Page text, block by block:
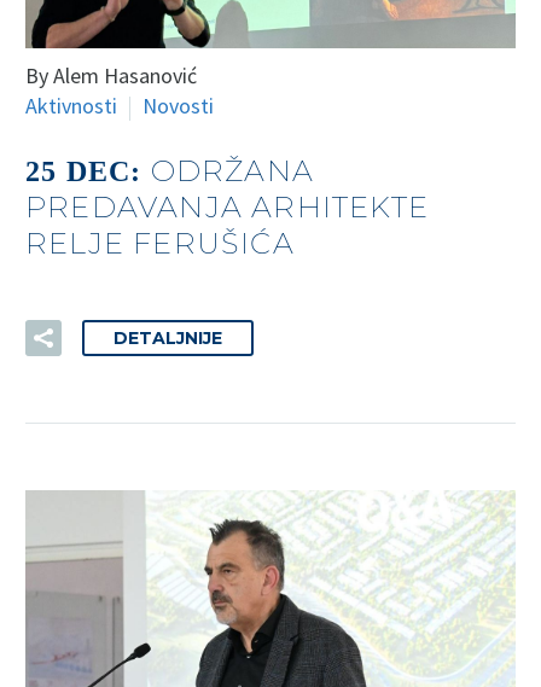
By Alem Hasanović
Aktivnosti
Novosti
25 DEC: ODRŽANA
PREDAVANJA ARHITEKTE
RELJE FERUŠIĆA
DETALJNIJE